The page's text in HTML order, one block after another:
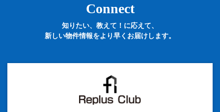
Connect
知りたい、教えて！に応えて、
新しい物件情報をより早くお届けします。